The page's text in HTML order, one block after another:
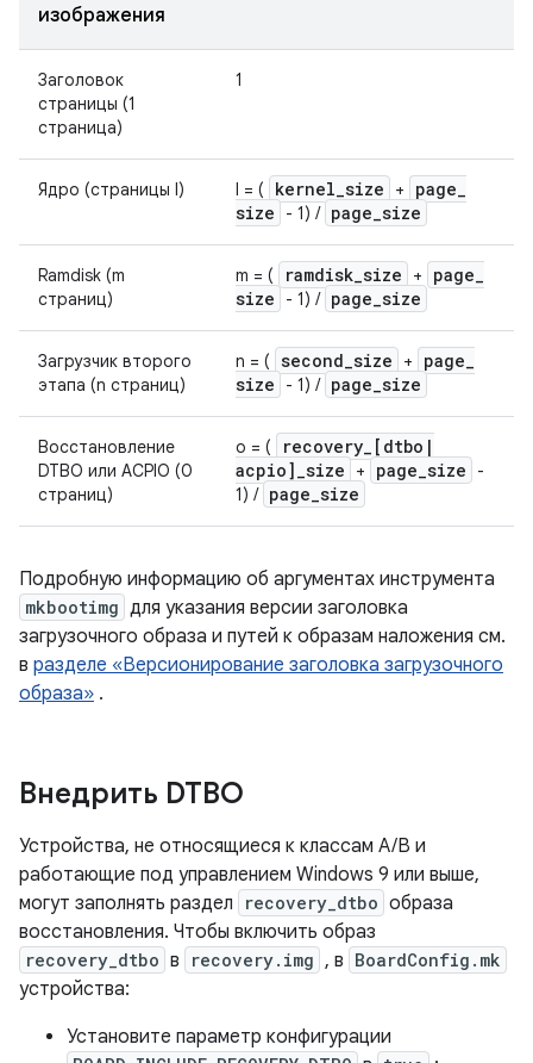
изображения
Заголовок
страницы (1
страница)
1
Ядро (страницы l) l = ( kernel_size + page_
size
- 1) / page_size
Ramdisk (m
страниц)
m = ( ramdisk_size + page_
size
- 1) / page_size
Загрузчик второго
этапа (n страниц)
n = ( second_size + page_
size
- 1) / page_size
Восстановление
DTBO или ACPIO (0
страниц)
o = ( recovery_ [dtbo |
acpio]_size + page_size
-
1) / page_size
Подробную информацию об аргументах инструмента
mkbootimg для указания версии заголовка
загрузочного образа и путей к образам наложения см.
в разделе «Версионирование заголовка загрузочного
образа» .
Внедрить DTBO
Устройства, не относящиеся к классам A/B и
работающие под управлением Windows 9 или выше,
могут заполнять раздел
recovery_dtbo образа
восстановления. Чтобы включить образ
recovery_dtbo в recovery.img , в BoardConfig.mk
устройства:
Установите параметр конфигурации